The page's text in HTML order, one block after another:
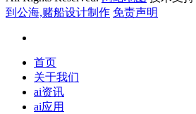
到公海,赌船设计制作 免责声明
首页
关于我们
ai资讯
ai应用